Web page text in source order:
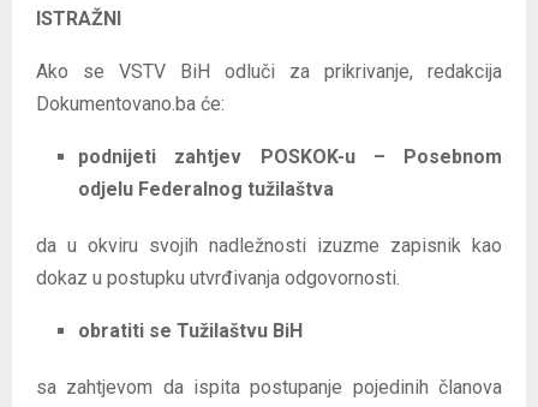
ISTRAŽNI
Ako se VSTV BiH odluči za prikrivanje, redakcija
Dokumentovano.ba će:
podnijeti zahtjev POSKOK-u – Posebnom
odjelu Federalnog tužilaštva
da u okviru svojih nadležnosti izuzme zapisnik kao
dokaz u postupku utvrđivanja odgovornosti.
obratiti se Tužilaštvu BiH
sa zahtjevom da ispita postupanje pojedinih članova